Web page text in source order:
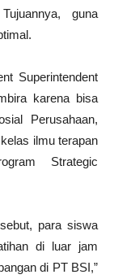
guna
Superintendent
karena bisa
Perusahaan,
ilmu terapan
Strategic
para siswa
di luar jam
di PT BSI,”